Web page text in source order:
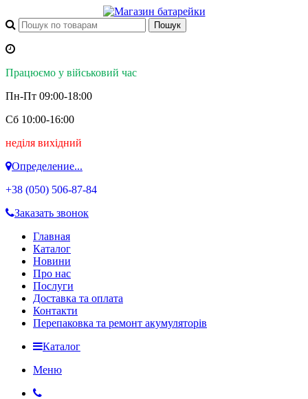
Працюємо у військовий час
Пн-Пт 09:00-18:00
Сб 10:00-16:00
неділя вихідний
Определение...
+38 (050) 506-87-84
Заказать звонок
Главная
Каталог
Новини
Про нас
Послуги
Доставка та оплата
Контакти
Перепаковка та ремонт акумуляторів
Каталог
Меню